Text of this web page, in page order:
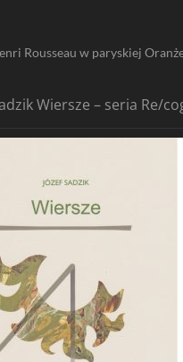
Rousseau w paryskiej
Wiersze – seria Re/